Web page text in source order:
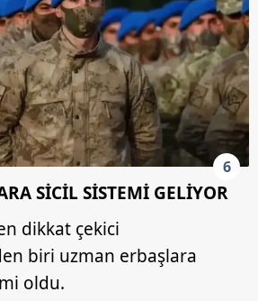
6
SİCİL SİSTEMİ GELİYOR
dikkat çekici
biri uzman erbaşlara
oldu.